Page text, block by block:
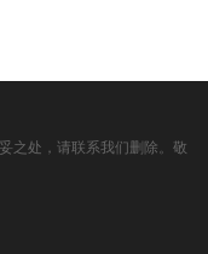
之处，请联系我们删除。敬